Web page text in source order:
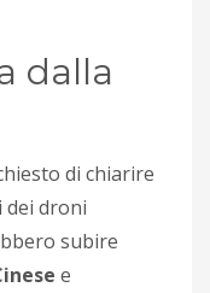
dalla
di chiarire
dei droni
subire
e